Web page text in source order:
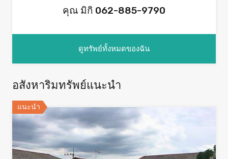
คุณ มิกิ 062-885-9790
ดูทรัพย์ทั้งหมดของฉัน
อสังหาริมทรัพย์แนะนำ
แนะนำ